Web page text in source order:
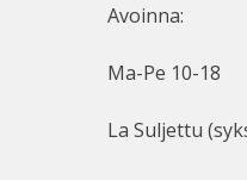
Avoinna:
Ma-Pe 10-18
La Suljettu